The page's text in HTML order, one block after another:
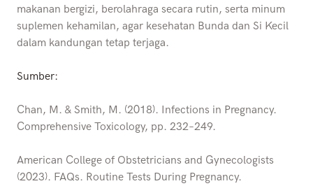
makanan bergizi, berolahraga secara rutin, serta minum
suplemen kehamilan, agar kesehatan Bunda dan Si Kecil
dalam kandungan tetap terjaga.
Sumber:
Chan, M. & Smith, M. (2018). Infections in Pregnancy.
Comprehensive Toxicology, pp. 232–249.
American College of Obstetricians and Gynecologists
(2023). FAQs. Routine Tests During Pregnancy.